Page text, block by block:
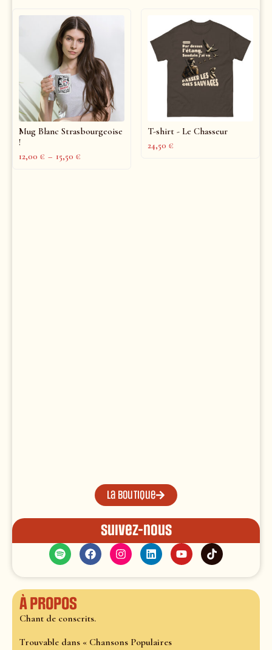
Mug Blanc Strasbourgeoise
!
12,00 € – 15,50 €
T-shirt - Le Chasseur
24,50 €
La boutique
Suivez-nous
À propos
Chant de conscrits.
Trouvable dans « Chansons Populaires